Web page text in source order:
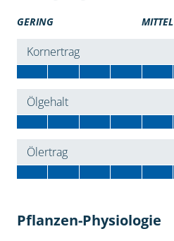
GERING MITTEL
Kornertrag
Ölgehalt
Ölertrag
Pflanzen-Physiologie